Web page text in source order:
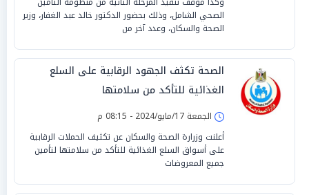
الصحي الشامل، وذلك بحضور الدكتور خالد عبد الغفار، وزير
الصحة والسكان، وعدد آخر من
الصحة تكثف الجهود الرقابية على السلع
الغذائية للتأكد من سلامتها
الجمعة 17/مايو/2024 - 08:15 م
أعلنت وزرارة الصحة والسكان عن تكثيف الحملات الرقابية
على أسواق السلع الغذائية للتأكد من سلامتها لتأمين
جميع المعروضات